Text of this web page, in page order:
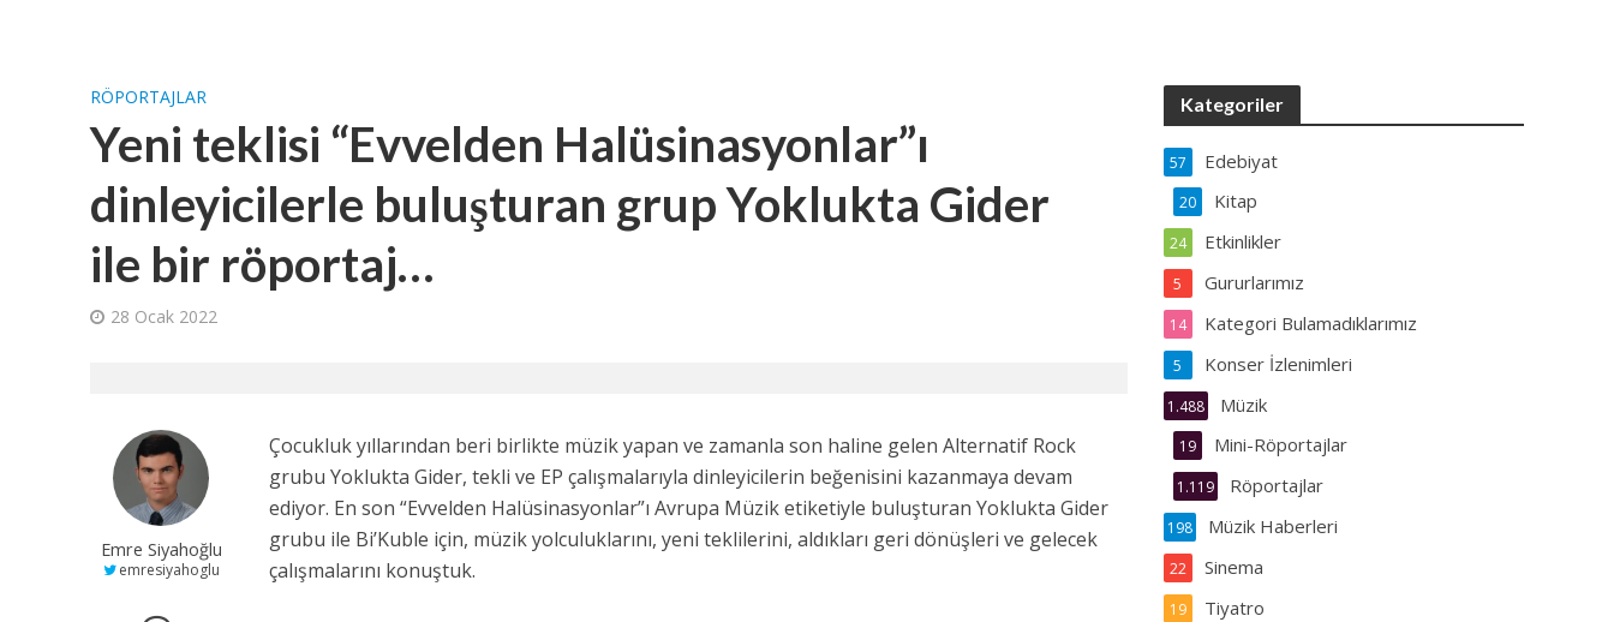
RÖPORTAJLAR
Yeni teklisi “Evvelden Halüsinasyonlar”ı
dinleyicilerle buluşturan grup Yoklukta Gider
ile bir röportaj…
28 Ocak 2022
Emre Siyahoğlu
emresiyahoglu
Çocukluk yıllarından beri birlikte müzik yapan ve zamanla son haline gelen Alternatif Rock
grubu Yoklukta Gider, tekli ve EP çalışmalarıyla dinleyicilerin beğenisini kazanmaya devam
ediyor. En son “Evvelden Halüsinasyonlar”ı Avrupa Müzik etiketiyle buluşturan Yoklukta Gider
grubu ile Bi’Kuble için, müzik yolculuklarını, yeni teklilerini, aldıkları geri dönüşleri ve gelecek
çalışmalarını konuştuk.
Kategoriler
Edebiyat
57
Kitap
20
Etkinlikler
24
Gururlarımız
5
Kategori Bulamadıklarımız
14
Konser İzlenimleri
5
Müzik
1.488
Mini-Röportajlar
19
Röportajlar
1.119
Müzik Haberleri
198
Sinema
22
Tiyatro
19